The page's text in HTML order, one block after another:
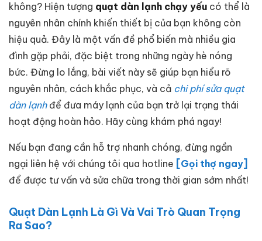
không? Hiện tượng quạt dàn lạnh chạy yếu có thể là
nguyên nhân chính khiến thiết bị của bạn không còn
hiệu quả. Đây là một vấn đề phổ biến mà nhiều gia
đình gặp phải, đặc biệt trong những ngày hè nóng
bức. Đừng lo lắng, bài viết này sẽ giúp bạn hiểu rõ
nguyên nhân, cách khắc phục, và cả chi phí sửa quạt
dàn lạnhđể đưa máy lạnh của bạn trở lại trạng thái
hoạt động hoàn hảo. Hãy cùng khám phá ngay!
Nếu bạn đang cần hỗ trợ nhanh chóng, đừng ngần
ngại liên hệ với chúng tôi qua hotline
[Gọi thợ ngay]
để được tư vấn và sửa chữa trong thời gian sớm nhất!
Quạt Dàn Lạnh Là Gì Và Vai Trò Quan Trọng
Ra Sao?